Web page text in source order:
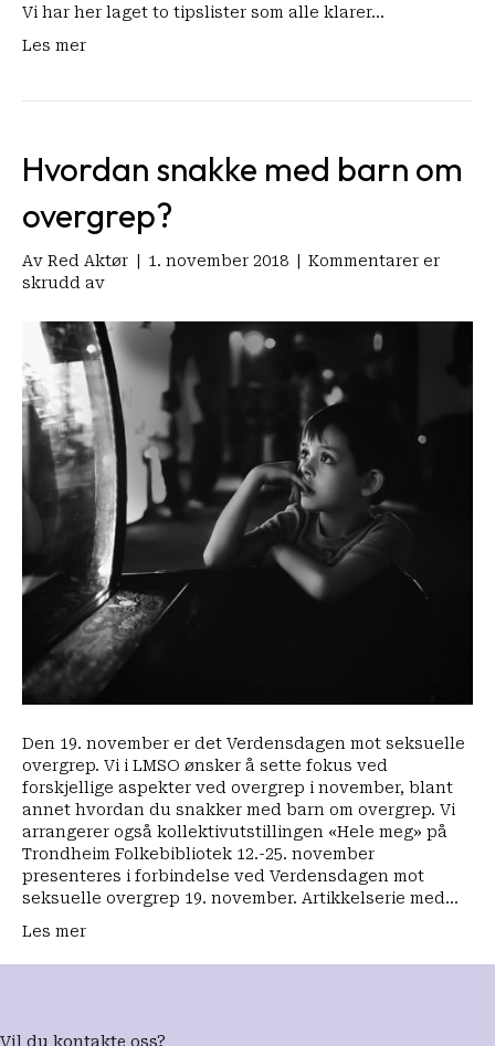
Vi har her laget to tipslister som alle klarer…
Les mer
Hvordan snakke med barn om
overgrep?
Av Red Aktør 1. november 2018
Kommentarer er
skrudd avfor
snakke
med
barn
om
overgrep?
Den 19. november er det Verdensdagen mot seksuelle
overgrep. Vi i LMSO ønsker å sette fokus ved
forskjellige aspekter ved overgrep i november, blant
annet hvordan du snakker med barn om overgrep. Vi
arrangerer også kollektivutstillingen «Hele meg» på
Trondheim Folkebibliotek 12.-25. november
presenteres i forbindelse ved Verdensdagen mot
seksuelle overgrep 19. november. Artikkelserie med…
Les mer
Vil du kontakte oss?